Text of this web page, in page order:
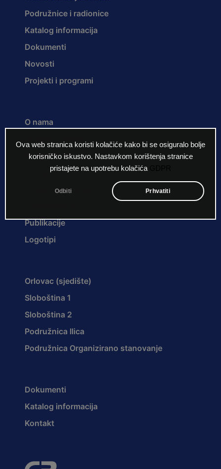
Ova web stranica koristi kolačiće kako bi se osiguralo bolje
korisničko iskustvo. Nastavkom korištenja stranice
pristajete na upotrebu kolačića
Odbiti Prhvatiti
Podružnice i radionice
Katalog informacija
Dokumenti
Novosti
Projekti i programi
O nama
Misija i vizija
Projekti i programi
Publikacije
Logotipi
Orlovac (sjedište)
Sloboština 1
Sloboština 2
Podružnica Ilica
Podružnica Organizirano stanovanje
Dokumenti
Katalog informacija
Kontakt